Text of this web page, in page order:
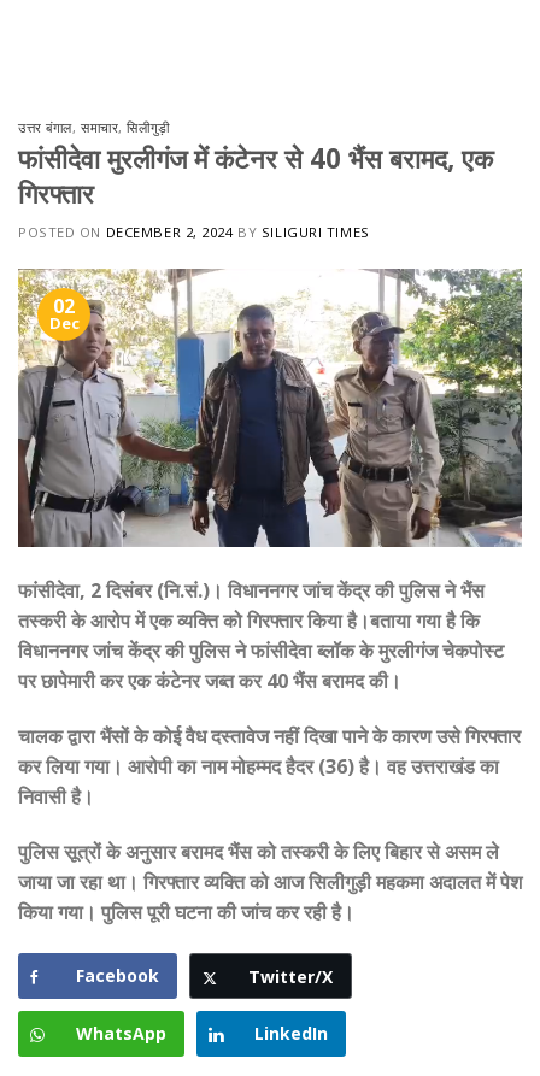
उत्तर बंगाल,समाचार,सिलीगुड़ी
फांसीदेवा मुरलीगंज में कंटेनर से 40 भैंस बरामद, एक
गिरफ्तार
POSTED ON DECEMBER 2, 2024BY SILIGURI TIMES
02
Dec
फांसीदेवा, 2 दिसंबर (नि.सं.)। विधाननगर जांच केंद्र की पुलिस ने भैंस
तस्करी के आरोप में एक व्यक्ति को गिरफ्तार किया है।बताया गया है कि
विधाननगर जांच केंद्र की पुलिस ने फांसीदेवा ब्लॉक के मुरलीगंज चेकपोस्ट
पर छापेमारी कर एक कंटेनर जब्त कर 40 भैंस बरामद की।
चालक द्वारा भैंसों के कोई वैध दस्तावेज नहीं दिखा पाने के कारण उसे गिरफ्तार
कर लिया गया। आरोपी का नाम मोहम्मद हैदर (36) है। वह उत्तराखंड का
निवासी है।
पुलिस सूत्रों के अनुसार बरामद भैंस को तस्करी के लिए बिहार से असम ले
जाया जा रहा था। गिरफ्तार व्यक्ति को आज सिलीगुड़ी महकमा अदालत में पेश
किया गया। पुलिस पूरी घटना की जांच कर रही है।
Facebook Twitter/X
WhatsApp LinkedIn